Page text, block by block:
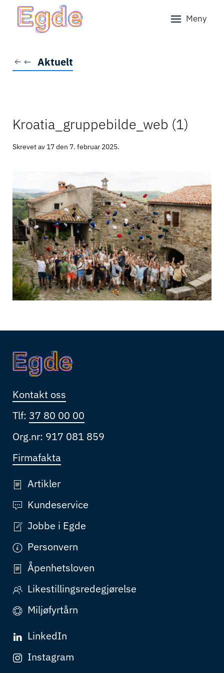
Skip to main content Meny
Aktuelt
Kroatia_gruppebilde_web (1)
Skrevet av 17 den 7. februar 2025.
Kontakt oss
Tlf: 37 80 00 00
Org.nr: 917 081 859
Firmafakta
Artikler
Kundeservice
Jobbe i Egde
Personvern
Åpenhetsloven
Likestillingsredegjørelse
Miljøfyrtårn
LinkedIn
Instagram